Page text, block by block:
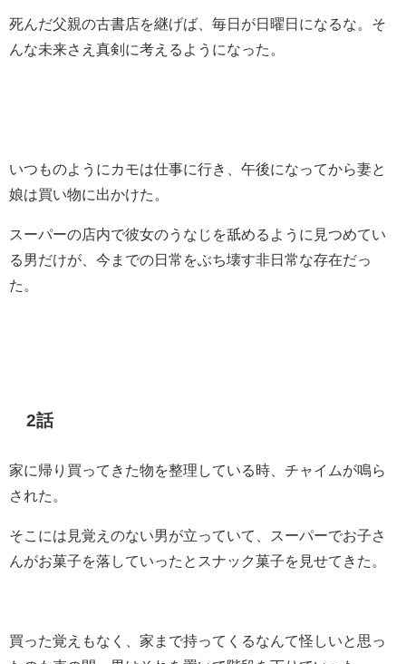
死んだ父親の古書店を継げば、毎日が日曜日になるな。そ
んな未来さえ真剣に考えるようになった。
いつものようにカモは仕事に行き、午後になってから妻と
娘は買い物に出かけた。
スーパーの店内で彼女のうなじを舐めるように見つめてい
る男だけが、今までの日常をぶち壊す非日常な存在だっ
た。
2話
家に帰り買ってきた物を整理している時、チャイムが鳴ら
された。
そこには見覚えのない男が立っていて、スーパーでお子さ
んがお菓子を落していったとスナック菓子を見せてきた。
買った覚えもなく、家まで持ってくるなんて怪しいと思っ